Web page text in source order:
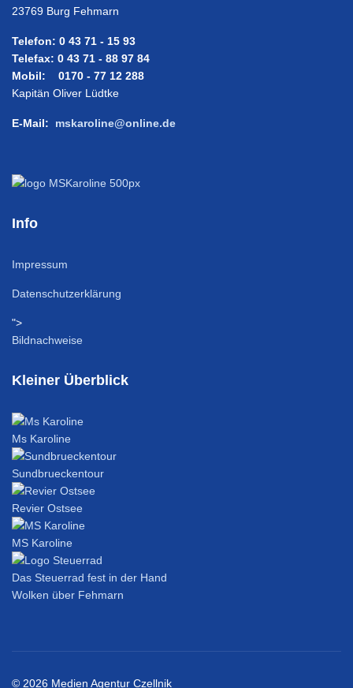
23769 Burg Fehmarn
Telefon: 0 43 71 - 15 93
Telefax: 0 43 71 - 88 97 84
Mobil: 0170 - 77 12 288
Kapitän Oliver Lüdtke
E-Mail: mskaroline@online.de
Info
Impressum
Datenschutzerklärung
">
Bildnachweise
Kleiner Überblick
Ms Karoline
Sundbrueckentour
Revier Ostsee
MS Karoline
Das Steuerrad fest in der Hand
Wolken über Fehmarn
© 2026 Medien Agentur Czellnik